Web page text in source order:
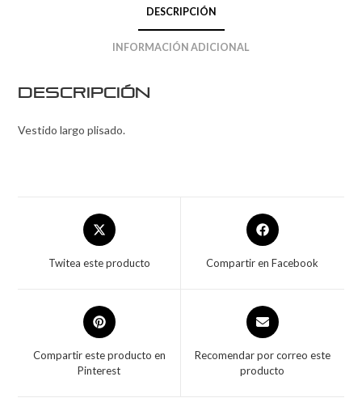
DESCRIPCIÓN
INFORMACIÓN ADICIONAL
Descripción
Vestido largo plisado.
Twitea este producto Compartir en Facebook
Compartir este producto en
Pinterest
Recomendar por correo este
producto